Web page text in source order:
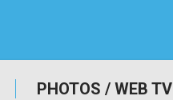
PHOTOS / WEB TV